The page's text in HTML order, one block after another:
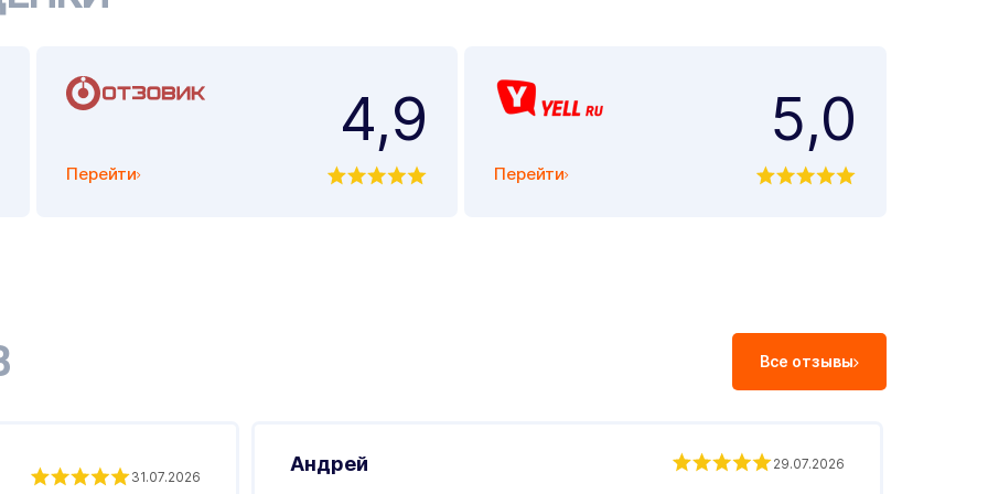
Перейти
4,9
Перейти
5,0
Все отзывы
31.07.2026
Андрей 29.07.2026